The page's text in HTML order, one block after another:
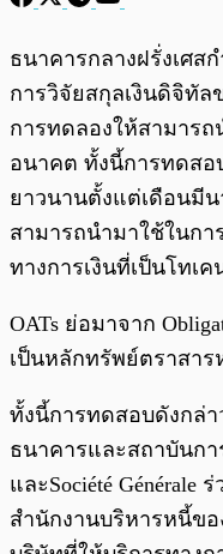
ธนาคารกลางฝรั่งเศส
การวิจัยสกุลเงินดิจิทัล
การทดลองให้สามารถ
อนาคต ทั้งนี้การทดสอ
ยาวนานตั้งแต่เดือนมีน
สามารถนำมาใช้ในก
ทางการเงินที่เป็นโทเ
OATs ย่อมาจาก
เป็นหลักทรัพย์ตราสาร
ทั้งนี้การทดสอบดังกล่
ธนาคารและสถาบันการ
และSociété Générale
สำนักงานบริหารหนี้ขอ